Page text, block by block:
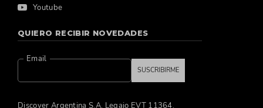
Youtube
QUIERO RECIBIR NOVEDADES
Email
SUSCRIBIRME
Discover Argentina S.A. Legajo EVT 11364.